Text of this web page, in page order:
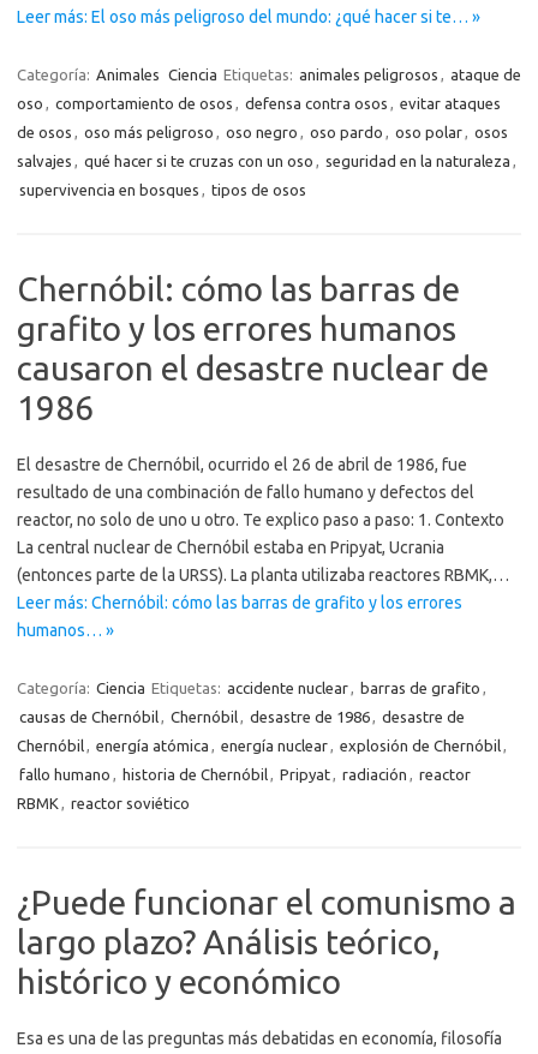
Leer más: El oso más peligroso del mundo: ¿qué hacer si te… »
Categoría: Animales Ciencia Etiquetas: animales peligrosos , ataque de
oso , comportamiento de osos , defensa contra osos , evitar ataques
de osos , oso más peligroso , oso negro , oso pardo , oso polar, osos
salvajes , qué hacer si te cruzas con un oso , seguridad en la naturaleza ,
supervivencia en bosques , tipos de osos
Chernóbil: cómo las barras de
grafito y los errores humanos
causaron el desastre nuclear de
1986
El desastre de Chernóbil, ocurrido el 26 de abril de 1986, fue
resultado de una combinación de fallo humano y defectos del
reactor, no solo de uno u otro. Te explico paso a paso: 1. Contexto
La central nuclear de Chernóbil estaba en Pripyat, Ucrania
(entonces parte de la URSS). La planta utilizaba reactores RBMK,…
Leer más: Chernóbil: cómo las barras de grafito y los errores
humanos… »
Categoría: Ciencia Etiquetas: accidente nuclear, barras de grafito ,
causas de Chernóbil, Chernóbil, desastre de 1986, desastre de
Chernóbil, energía atómica , energía nuclear, explosión de Chernóbil,
fallo humano , historia de Chernóbil, Pripyat, radiación , reactor
RBMK , reactor soviético
¿Puede funcionar el comunismo a
largo plazo? Análisis teórico,
histórico y económico
Esa es una de las preguntas más debatidas en economía, filosofía